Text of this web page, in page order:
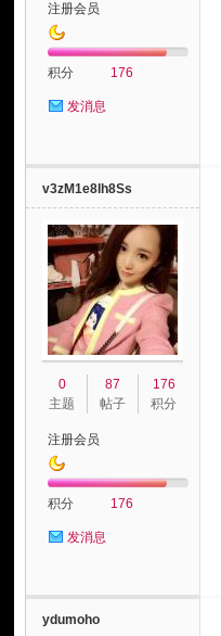
注册会员
积分 176
发消息
v3zM1e8Ih8Ss
0
主题
87
帖子
176
积分
注册会员
积分 176
发消息
ydumoho